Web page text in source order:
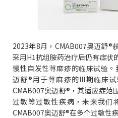
2023年8月，CMAB007奥迈舒®
采用H1抗组胺药治疗后仍有症状
慢性自发性荨麻疹的临床试验
迈舒®用于荨麻疹的III期临床
CMAB007奥迈舒®，其适应症范
过敏等过敏性疾病，未来我们
CMAB007奥迈舒®在多个过敏性